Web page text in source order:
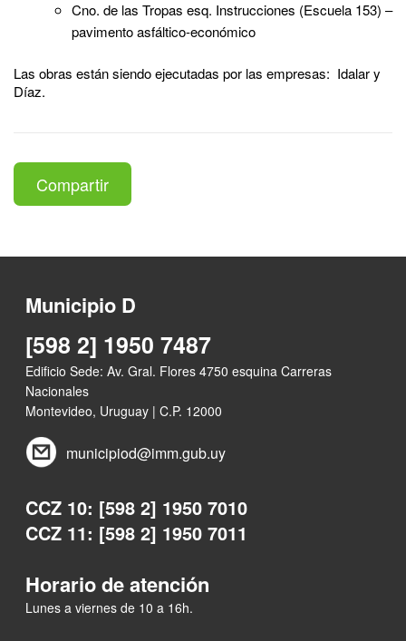
Cno. de las Tropas esq. Instrucciones (Escuela 153) –
pavimento asfáltico-económico
Las obras están siendo ejecutadas por las empresas: Idalar y
Díaz.
Compartir
Municipio D
[598 2] 1950 7487
Edificio Sede: Av. Gral. Flores 4750 esquina Carreras
Nacionales
Montevideo, Uruguay | C.P. 12000
municipiod@imm.gub.uy
CCZ 10: [598 2] 1950 7010
CCZ 11: [598 2] 1950 7011
Horario de atención
Lunes a viernes de 10 a 16h.